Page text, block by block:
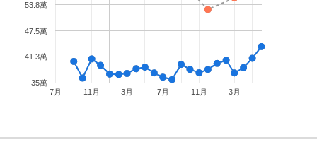
7月 11月 3月 7月 11月 3月
35萬
41.3萬
47.5萬
53.8萬